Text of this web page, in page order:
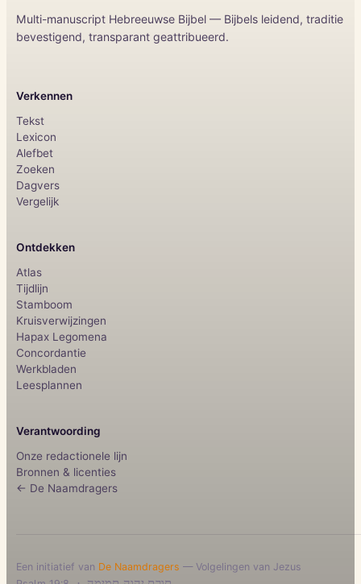
Multi-manuscript Hebreeuwse Bijbel — Bijbels leidend, traditie
bevestigend, transparant geattribueerd.
Verkennen
Tekst
Lexicon
Alefbet
Zoeken
Dagvers
Vergelijk
Ontdekken
Atlas
Tijdlijn
Stamboom
Kruisverwijzingen
Hapax Legomena
Concordantie
Werkbladen
Leesplannen
Verantwoording
Onze redactionele lijn
Bronnen & licenties
← De Naamdragers
Een initiatief van De Naamdragers — Volgelingen van Jezus